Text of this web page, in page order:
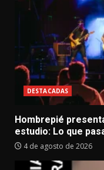
DESTACADAS
Hombrepié
estudio: Lo que
4 de agosto de 2026